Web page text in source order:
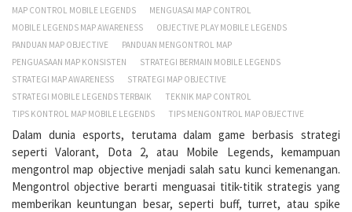
MAP CONTROL MOBILE LEGENDS
MENGUASAI MAP CONTROL
MOBILE LEGENDS MAP AWARENESS
OBJECTIVE PLAY MOBILE LEGENDS
PANDUAN MAP OBJECTIVE
PANDUAN MENGONTROL MAP
PENGUASAAN MAP KONSISTEN
STRATEGI BERMAIN MOBILE LEGENDS
STRATEGI MAP AWARENESS
STRATEGI MAP OBJECTIVE
STRATEGI MOBILE LEGENDS TERBAIK
TEKNIK MAP CONTROL
TIPS KONTROL MAP MOBILE LEGENDS
TIPS MENGONTROL MAP OBJECTIVE
Dalam dunia esports, terutama dalam game berbasis strategi
seperti Valorant, Dota 2, atau Mobile Legends, kemampuan
mengontrol map objective menjadi salah satu kunci kemenangan.
Mengontrol objective berarti menguasai titik-titik strategis yang
memberikan keuntungan besar, seperti buff, turret, atau spike